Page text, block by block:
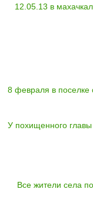
12.05.13 в
8 февраля в поселке
У похищенного
Все жители села